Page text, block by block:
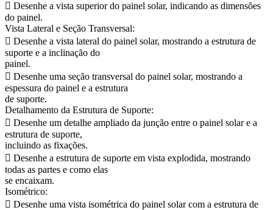
 Desenhe a vista superior do painel solar, indicando as dimensões
do painel.
Vista Lateral e Seção Transversal:
 Desenhe a vista lateral do painel solar, mostrando a estrutura de
suporte e a inclinação do
painel.
 Desenhe uma seção transversal do painel solar, mostrando a
espessura do painel e a estrutura
de suporte.
Detalhamento da Estrutura de Suporte:
 Desenhe um detalhe ampliado da junção entre o painel solar e a
estrutura de suporte,
incluindo as fixações.
 Desenhe a estrutura de suporte em vista explodida, mostrando
todas as partes e como elas
se encaixam.
Isométrico:
 Desenhe uma vista isométrica do painel solar com a estrutura de